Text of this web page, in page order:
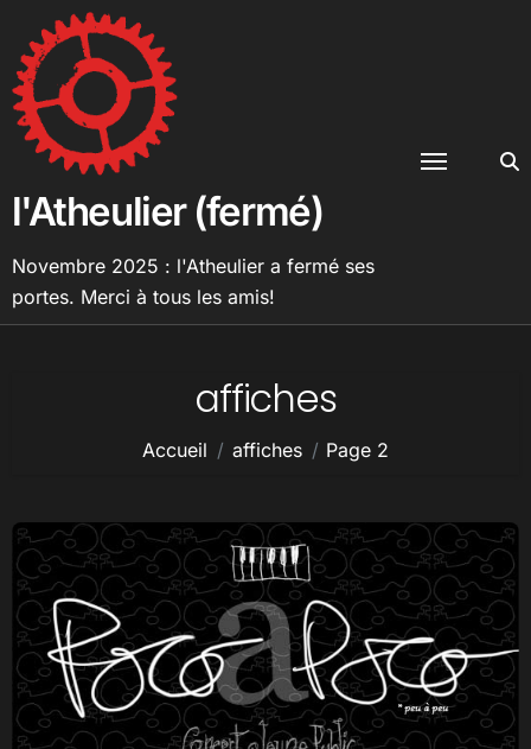
contenu
l'Atheulier (fermé)
Novembre 2025 : l'Atheulier a fermé ses
portes. Merci à tous les amis!
affiches
Accueil affiches Page 2